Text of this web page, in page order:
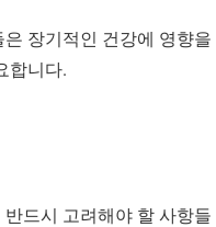
장기적인 건강에 영향을
합니다.
드시 고려해야 할 사항들